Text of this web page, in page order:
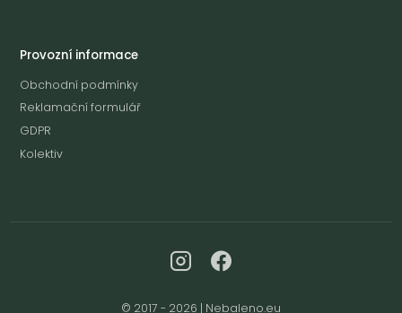
Provozní informace
Obchodní podmínky
Reklamační formulář
GDPR
Kolektiv
© 2017 - 2026 | Nebaleno.eu